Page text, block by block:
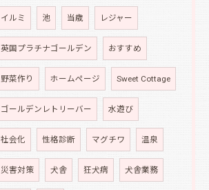
イルミ 池 当歳 レジャー
英国プラチナゴールデン おすすめ
野菜作り ホームページ Sweet Cottage
ゴールデンレトリーバー 水遊び
社会化 性格診断 マグチワ 温泉
災害対策 犬舎 狂犬病 犬舎業務